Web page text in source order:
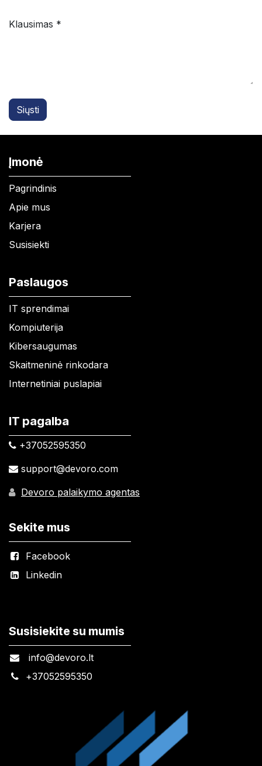
Klausimas *
Siųsti
Įmonė
Pagrindinis
Apie mus
Karjera
Susisiekti
Paslaugos
IT sprendimai
Kompiuterija
Kibersaugumas
Skaitmeninė rinkodara
Internetiniai puslapiai
IT pagalba
+37052595350​
support@devoro.com
Devoro palaikymo agentas
Sekite mus
Facebook
Linkedin
Susisiekite su mumis
info@devoro.lt
+37052595350